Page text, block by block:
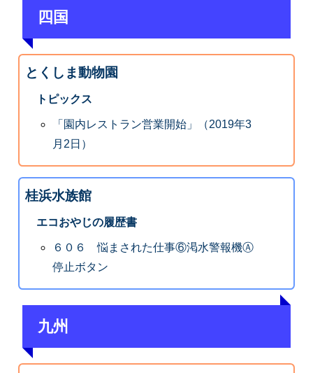
四国
とくしま動物園
トピックス
「園内レストラン営業開始」（2019年3
月2日）
桂浜水族館
エコおやじの履歴書
６０６ 悩まされた仕事⑥渇水警報機Ⓐ
停止ボタン
九州